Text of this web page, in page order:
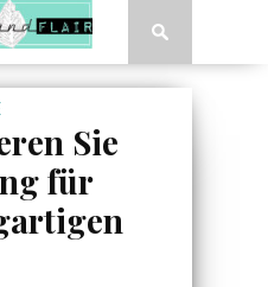
Sie
für